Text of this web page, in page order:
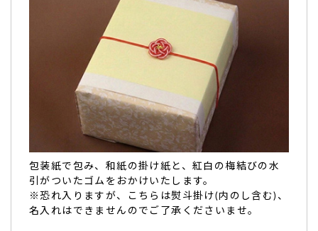
傘寿祝いの名入れ・メッセージ入りどら
焼き「もじどら」(5個入り)
皆様の心を和ませるデザートになりました。
皆様の心を和ませるデザートになりました。
手ごろなお祝い
の付属品として素晴らしいと思います。（Yuji5418様）
ご購入頂いた商品：卒寿祝いの名入れ・メッセージ入りどら
焼き「もじどら」（10個入り）
包装紙で包み、和紙の掛け紙と、紅白の梅結びの水
引がついたゴムをおかけいたします。
※恐れ入りますが、こちらは熨斗掛け(内のし含む)、
名入れはできませんのでご了承くださいませ。